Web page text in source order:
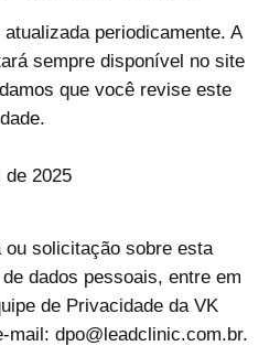
periodicamente. A
sempre disponível no site
que você revise este
de 2025
ou solicitação sobre esta
dados pessoais, entre em
de Privacidade da VK
mail: dpo@leadclinic.com.br.